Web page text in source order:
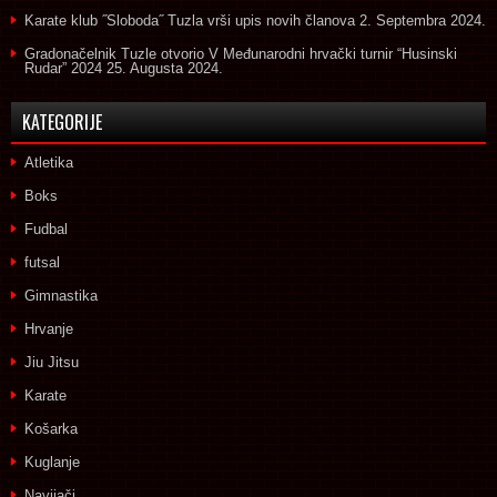
Karate klub ˝Sloboda˝ Tuzla vrši upis novih članova 2. Septembra 2024.
Gradonačelnik Tuzle otvorio V Međunarodni hrvački turnir “Husinski
Rudar” 2024 25. Augusta 2024.
KATEGORIJE
Atletika
Boks
Fudbal
futsal
Gimnastika
Hrvanje
Jiu Jitsu
Karate
Košarka
Kuglanje